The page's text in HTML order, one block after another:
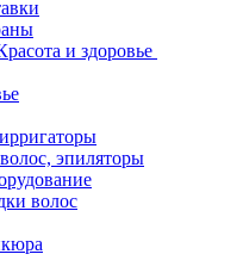
и здоровье
эпиляторы
волос